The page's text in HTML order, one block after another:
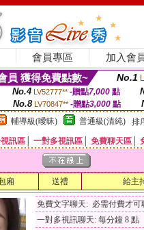
會員專區 加入會
員 獲得免費點數~ No.1
No.4 LV52777** -贈點7,000點
No.8 LV70847** -贈點3,000 點
輔導級(曖昧) 普通級(清純) 排
訊區 一對多視訊區 免費聊天區
廂 送禮 給主
免費文字聊天: 必需付費才可
一對多視訊聊天: 每分鐘 8 點